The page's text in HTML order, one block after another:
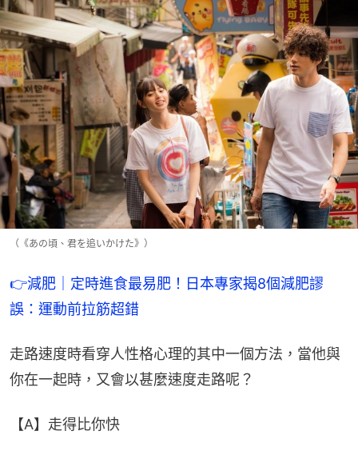
（《あの頃、君を追いかけた》）
👉減肥｜定時進食最易肥！日本專家揭8個減肥謬
誤：運動前拉筋超錯
走路速度時看穿人性格心理的其中一個方法，當他與
你在一起時，又會以甚麼速度走路呢？
【A】走得比你快